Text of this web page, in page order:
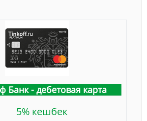
Банк - дебетовая карта
5% кешбек